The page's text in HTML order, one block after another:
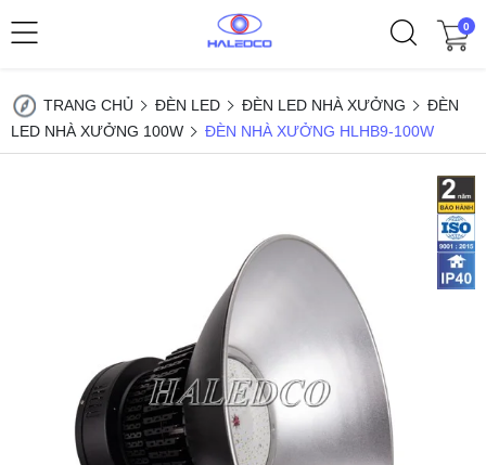
0
TRANG CHỦ ĐÈN LED ĐÈN LED NHÀ XƯỞNG
ĐÈN
LED NHÀ XƯỞNG 100W
ĐÈN NHÀ XƯỞNG HLHB9-100W